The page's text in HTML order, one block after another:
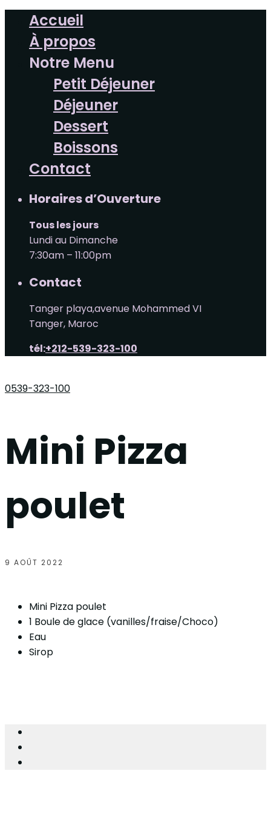
Accueil
À propos
Notre Menu
Petit Déjeuner
Déjeuner
Dessert
Boissons
Contact
Horaires d’Ouverture
Tous les jours
Lundi au Dimanche
7:30am – 11:00pm
Contact
Tanger playa,avenue Mohammed VI
Tanger, Maroc
tél:+212-539-323-100
0539-323-100
Mini Pizza
poulet
9 AOÛT 2022
Mini Pizza poulet
1 Boule de glace (vanilles/fraise/Choco)
Eau
Sirop